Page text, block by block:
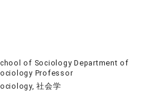
of Sociology Department of
Professor
社会学